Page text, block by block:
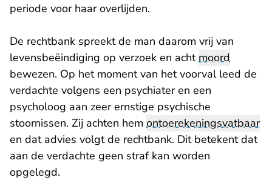
periode voor haar overlijden.
De rechtbank spreekt de man daarom vrij van
levensbeëindiging op verzoek en achtmoord
bewezen. Op het moment van het voorval leed de
verdachte volgens een psychiater en een
psycholoog aan zeer ernstige psychische
stoornissen. Zij achten hem ontoerekeningsvatbaar
en dat advies volgt de rechtbank. Dit betekent dat
aan de verdachte geen straf kan worden
opgelegd.